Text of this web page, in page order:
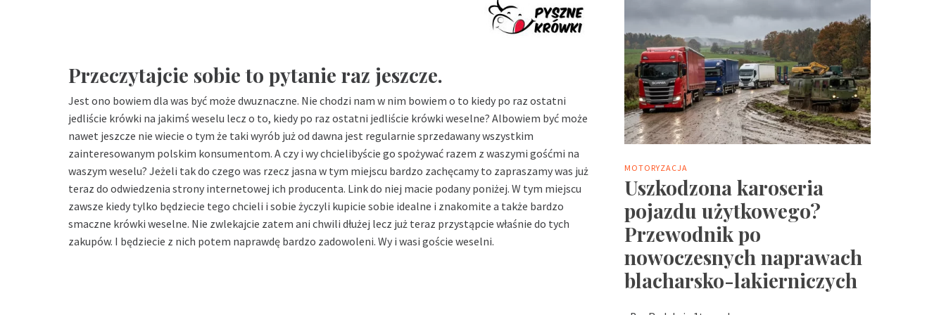
Przeczytajcie sobie to pytanie raz jeszcze.
Jest ono bowiem dla was być może dwuznaczne. Nie chodzi nam w nim bowiem o to kiedy po raz ostatni
jedliście krówki na jakimś weselu lecz o to, kiedy po raz ostatni jedliście krówki weselne? Albowiem być może
nawet jeszcze nie wiecie o tym że taki wyrób już od dawna jest regularnie sprzedawany wszystkim
zainteresowanym polskim konsumentom. A czy i wy chcielibyście go spożywać razem z waszymi gośćmi na
waszym weselu? Jeżeli tak do czego was rzecz jasna w tym miejscu bardzo zachęcamy to zapraszamy was już
teraz do odwiedzenia strony internetowej ich producenta. Link do niej macie podany poniżej. W tym miejscu
zawsze kiedy tylko będziecie tego chcieli i sobie życzyli kupicie sobie idealne i znakomite a także bardzo
smaczne krówki weselne. Nie zwlekajcie zatem ani chwili dłużej lecz już teraz przystąpcie właśnie do tych
zakupów. I będziecie z nich potem naprawdę bardzo zadowoleni. Wy i wasi goście weselni.
MOTORYZACJA
Uszkodzona karoseria
pojazdu użytkowego?
Przewodnik po
nowoczesnych naprawach
blacharsko-lakierniczych